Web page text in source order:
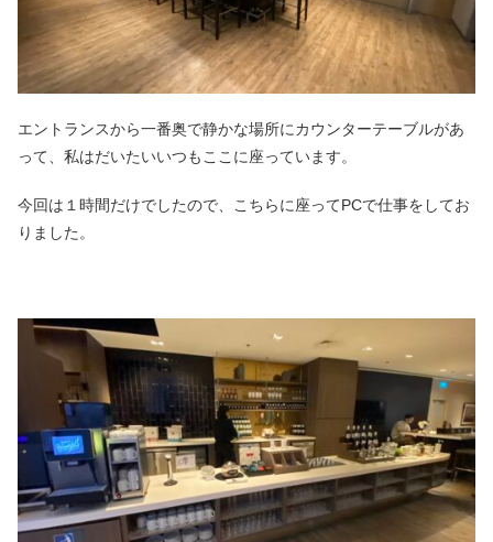
エントランスから一番奥で静かな場所にカウンターテーブルがあ
って、私はだいたいいつもここに座っています。
今回は１時間だけでしたので、こちらに座ってPCで仕事をしてお
りました。